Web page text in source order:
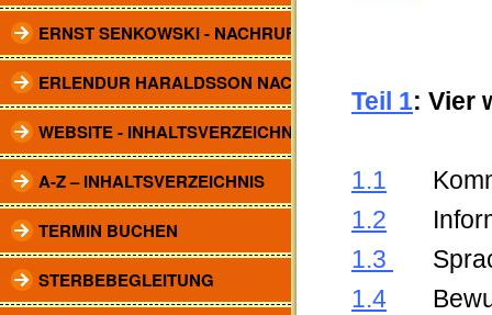
ERNST SENKOWSKI - NACHRUF
ERLENDUR HARALDSSON NACHRUF
WEBSITE - INHALTSVERZEICHNIS
A-Z – INHALTSVERZEICHNIS
TERMIN BUCHEN
STERBEBEGLEITUNG
Teil 1: Vier
1.1
1.2
1.3
1.4